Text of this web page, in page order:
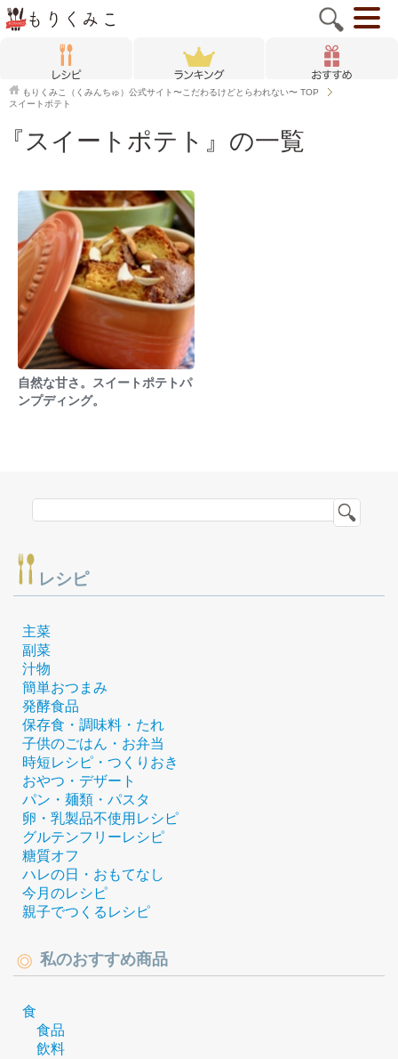
もりくみこ（くみんちゅ）公式サイト〜こだわるけどとらわれない〜 TOP
スイートポテト
『スイートポテト』の一覧
自然な甘さ。スイートポテトパ
ンプディング。
レシピ
主菜
副菜
汁物
簡単おつまみ
発酵食品
保存食・調味料・たれ
子供のごはん・お弁当
時短レシピ・つくりおき
おやつ・デザート
パン・麺類・パスタ
卵・乳製品不使用レシピ
グルテンフリーレシピ
糖質オフ
ハレの日・おもてなし
今月のレシピ
親子でつくるレシピ
私のおすすめ商品
食
食品
飲料